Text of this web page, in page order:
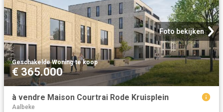
Foto bekijken
Geschakelde Woning·te koop
€ 365.000
à vendre Maison Courtrai Rode Kruisplein
Aalbeke